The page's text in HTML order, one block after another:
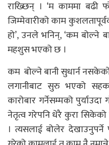
राख्छिन् । ‘म काममा बढी
जिम्मेवारीको काम
हो’, उनले भनिन्, ‘कम बोल्ने
महशुस भएको छ ।
कम बोल्ने बानी सुधार्न
लगानीबाट सुरु भएको
कारोबार गर्नेसम्मको
नेतृत्व गरेपनि धेरै कुरा सिकेको
। त्यसलाई बोलेर